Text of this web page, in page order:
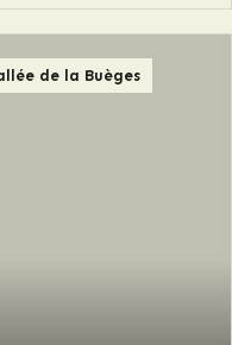
de la Buèges